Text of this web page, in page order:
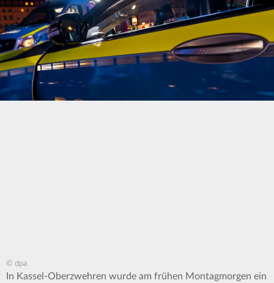
© dpa
In Kassel-Oberzwehren wurde am frühen Montagmorgen ein